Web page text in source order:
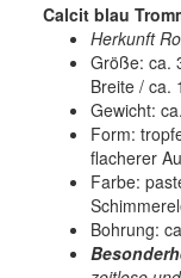
Calcit blau
Herkunft
Größe: ca.
Breite / ca.
Gewicht:
Form:
flacherer
Farbe:
Bohrung: